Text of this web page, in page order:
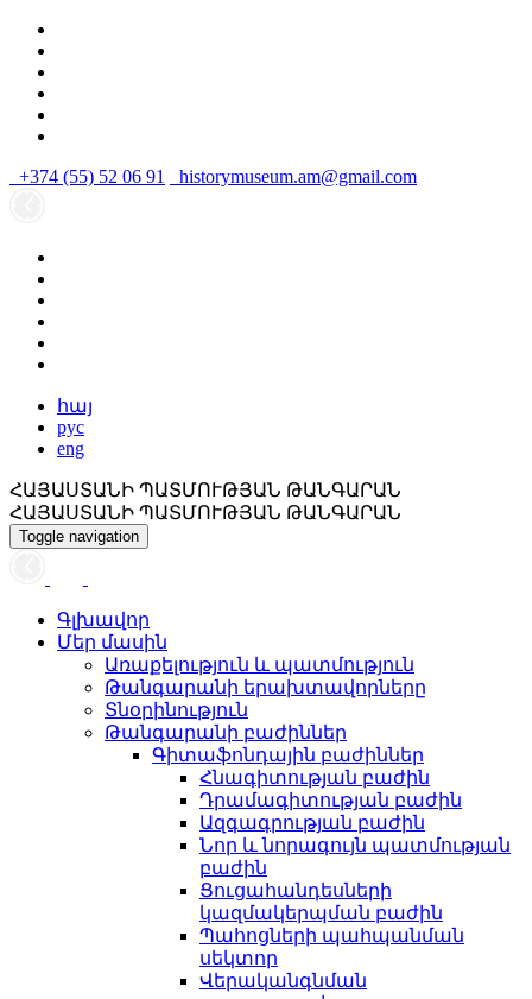
+374 (55) 52 06 91 historymuseum.am@gmail.com
հայ
рус
eng
ՀԱՅԱՍՏԱՆԻ ՊԱՏՄՈՒԹՅԱՆ ԹԱՆԳԱՐԱՆ
ՀԱՅԱՍՏԱՆԻ ՊԱՏՄՈՒԹՅԱՆ ԹԱՆԳԱՐԱՆ
Toggle navigation
Գլխավոր
Մեր մասին
Առաքելություն և պատմություն
Թանգարանի երախտավորները
Տնօրինություն
Թանգարանի բաժիններ
Գիտաֆոնդային բաժիններ
Հնագիտության բաժին
Դրամագիտության բաժին
Ազգագրության բաժին
Նոր և նորագույն պատմության
բաժին
Ցուցահանդեսների
կազմակերպման բաժին
Պահոցների պահպանման
սեկտոր
Վերականգնման